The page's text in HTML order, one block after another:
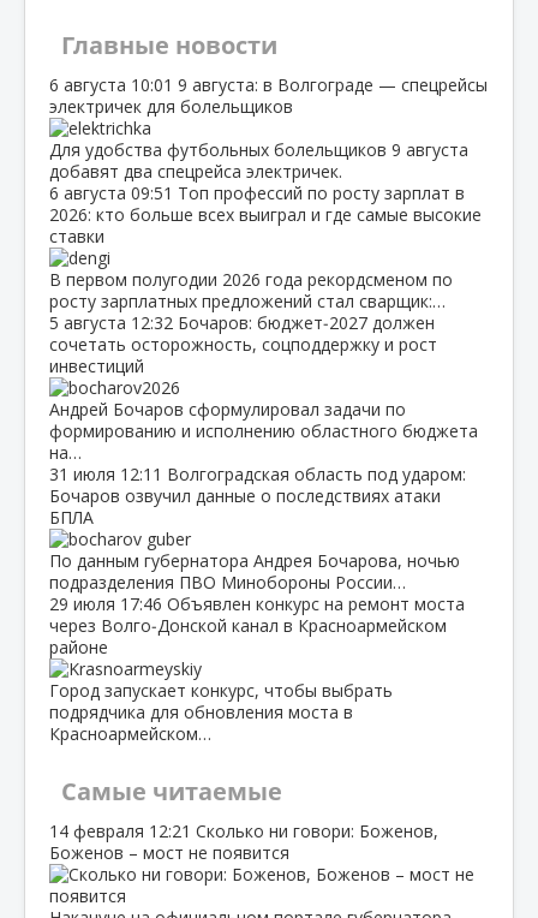
Главные новости
6 августа 10:01 9 августа: в Волгограде — спецрейсы
электричек для болельщиков
Для удобства футбольных болельщиков 9 августа
добавят два спецрейса электричек.
6 августа 09:51 Топ профессий по росту зарплат в
2026: кто больше всех выиграл и где самые высокие
ставки
В первом полугодии 2026 года рекордсменом по
росту зарплатных предложений стал сварщик:…
5 августа 12:32 Бочаров: бюджет‑2027 должен
сочетать осторожность, соцподдержку и рост
инвестиций
Андрей Бочаров сформулировал задачи по
формированию и исполнению областного бюджета
на…
31 июля 12:11 Волгоградская область под ударом:
Бочаров озвучил данные о последствиях атаки
БПЛА
По данным губернатора Андрея Бочарова, ночью
подразделения ПВО Минобороны России…
29 июля 17:46 Объявлен конкурс на ремонт моста
через Волго‑Донской канал в Красноармейском
районе
Город запускает конкурс, чтобы выбрать
подрядчика для обновления моста в
Красноармейском…
Самые читаемые
14 февраля 12:21 Сколько ни говори: Боженов,
Боженов – мост не появится